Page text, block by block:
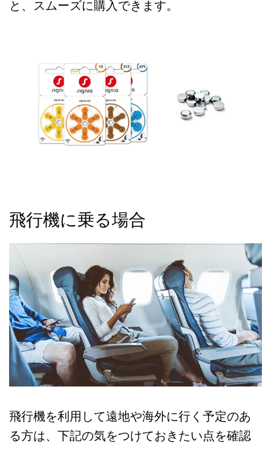
と、スムーズに購入できます。
飛行機に乗る場合
飛行機を利用して遠地や海外に行く予定のあ
る方は、下記の気をつけておきたい点を確認